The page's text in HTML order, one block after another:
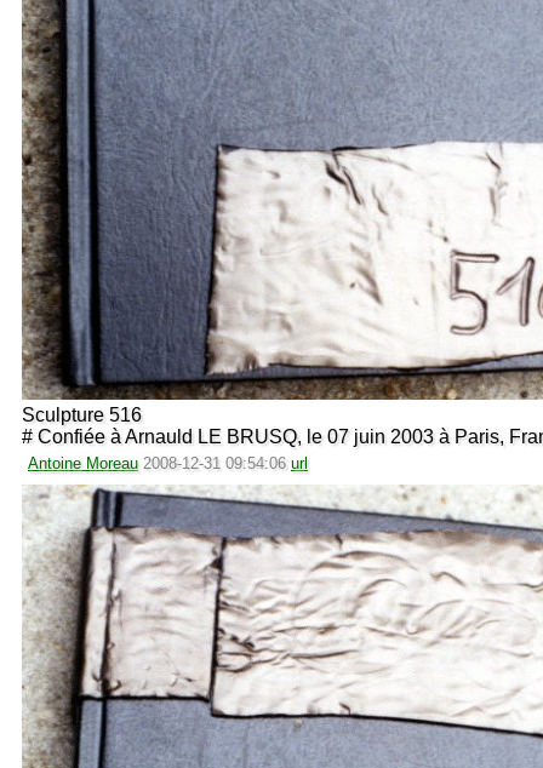
Sculpture 516
# Confiée à Arnauld LE BRUSQ, le 07 juin 2003 à Paris,
Antoine Moreau 2008-12-31 09:54:06 url